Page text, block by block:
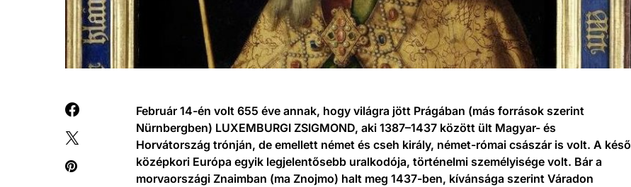
Február 14-én volt 655 éve annak, hogy világra jött Prágában (más források szerint
Nürnbergben) LUXEMBURGI ZSIGMOND, aki 1387–1437 között ült Magyar- és
Horvátország trónján, de emellett német és cseh király, német-római császár is volt. A késő
középkori Európa egyik legjelentősebb uralkodója, történelmi személyisége volt. Bár a
morvaországi Znaimban (ma Znojmo) halt meg 1437-ben, kívánsága szerint Váradon